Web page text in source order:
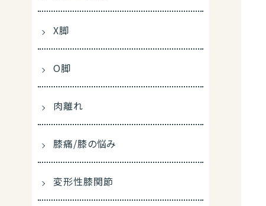
X脚
O脚
肉離れ
膝痛/膝の悩み
変形性膝関節